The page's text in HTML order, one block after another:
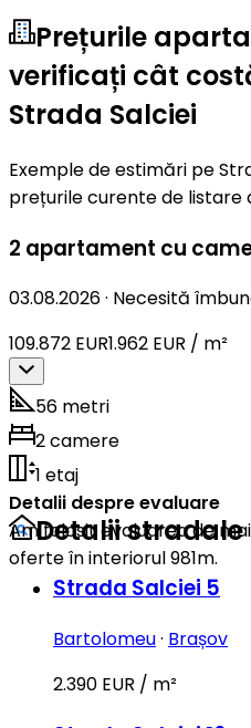
Prețurile
verificați cât
Strada Salciei
Exemple de estimări pe
prețurile curente de listare
2 apartament cu
03.08.2026· Necesită
109.872 EUR1.962 EUR / m²
56 metri
2 camere
1 etaj
Detalii despre evaluare
Am folosit evaluarea de
oferte în interiorul 981m.
Detalii stradale
Strada Salciei 5
Bartolomeu· Brașov
2.390 EUR / m²